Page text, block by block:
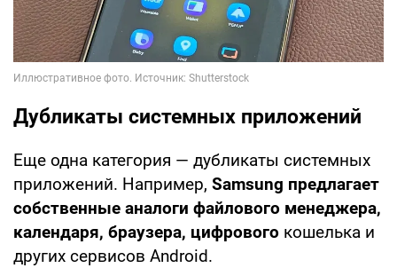
Дубликаты системных приложений
Еще одна категория — дубликаты системных
приложений. Например, Samsung предлагает
собственные аналоги файлового менеджера,
календаря, браузера, цифрового кошелька и
других сервисов Android.